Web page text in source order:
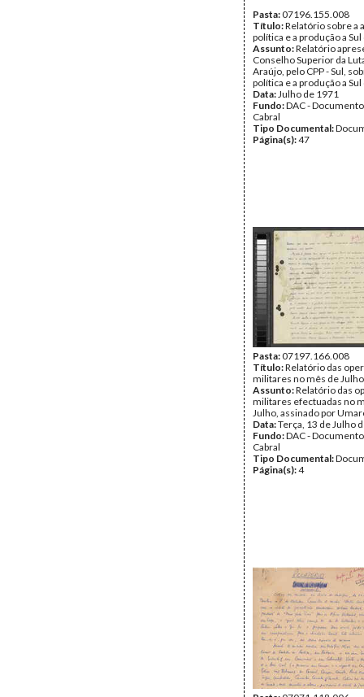
Pasta:07196.155.008
Título:Relatório sobre a
política e a produção a Sul
Assunto:Relatório
Conselho Superior da
Araújo, pelo CPP - Sul,
política e a produção a Sul
Data:Julho de 1971
Fundo:DAC -
Cabral
Tipo Documental:
Página(s):47
Pasta:07197.166.008
Título:Relatório das
militares no mês de Julho
Assunto:Relatório das
militares efectuadas no
Julho, assinado por
Data:Terça, 13 de Julho
Fundo:DAC -
Cabral
Tipo Documental:
Página(s):4